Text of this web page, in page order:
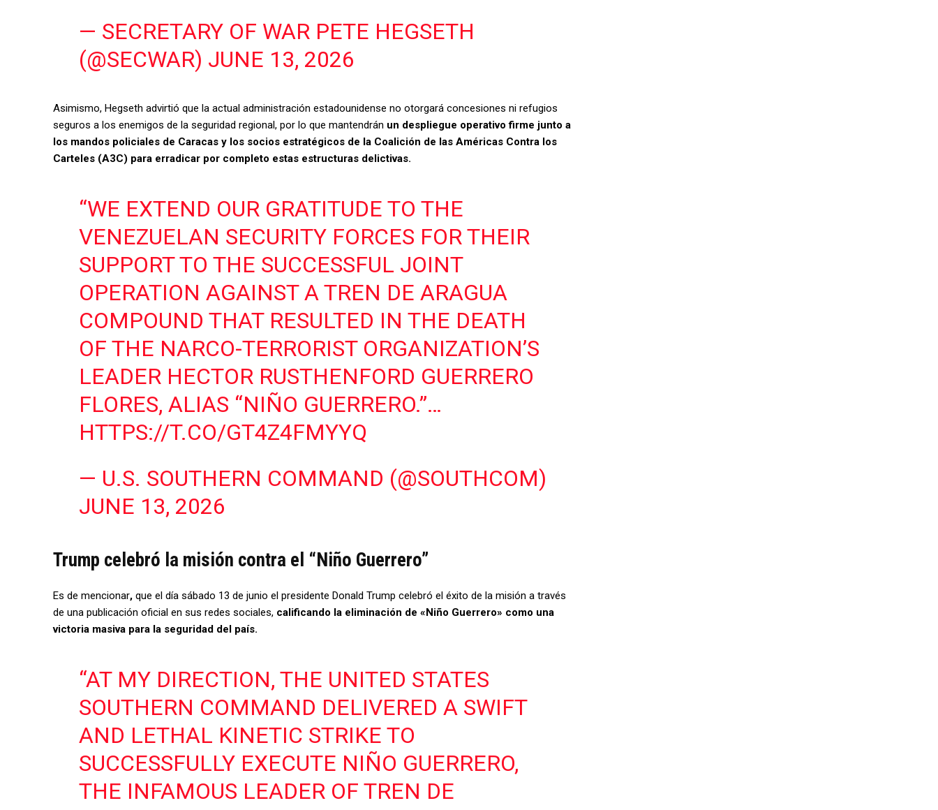
— SECRETARY OF WAR PETE HEGSETH
(@SECWAR) JUNE 13, 2026
Asimismo, Hegseth advirtió que la actual administración estadounidense no otorgará concesiones ni refugios
seguros a los enemigos de la seguridad regional, por lo que mantendrán un despliegue operativo firme junto a
los mandos policiales de Caracas y los socios estratégicos de la Coalición de las Américas Contra los
Carteles (A3C) para erradicar por completo estas estructuras delictivas.
“WE EXTEND OUR GRATITUDE TO THE
VENEZUELAN SECURITY FORCES FOR THEIR
SUPPORT TO THE SUCCESSFUL JOINT
OPERATION AGAINST A TREN DE ARAGUA
COMPOUND THAT RESULTED IN THE DEATH
OF THE NARCO-TERRORIST ORGANIZATION’S
LEADER HECTOR RUSTHENFORD GUERRERO
FLORES, ALIAS “NIÑO GUERRERO.”…
HTTPS://T.CO/GT4Z4FMYYQ
— U.S. SOUTHERN COMMAND (@SOUTHCOM)
JUNE 13, 2026
Trump celebró la misión contra el “Niño Guerrero”
Es de mencionar, que el día sábado 13 de junio el presidente Donald Trump celebró el éxito de la misión a través
de una publicación oficial en sus redes sociales, calificando la eliminación de «Niño Guerrero» como una
victoria masiva para la seguridad del país.
“AT MY DIRECTION, THE UNITED STATES
SOUTHERN COMMAND DELIVERED A SWIFT
AND LETHAL KINETIC STRIKE TO
SUCCESSFULLY EXECUTE NIÑO GUERRERO,
THE INFAMOUS LEADER OF TREN DE